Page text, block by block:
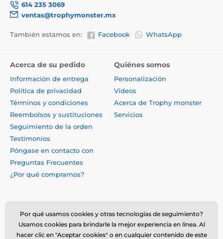
614 235 3069
ventas@trophymonster.mx
También estamos en: Facebook WhatsApp
Acerca de su pedido
Información de entrega
Política de privacidad
Términos y condiciones
Reembolsos y sustituciones
Seguimiento de la orden
Testimonios
Póngase en contacto con
Preguntas Frecuentes
¿Por qué comprarnos?
Quiénes somos
Personalización
Vídeos
Acerca de Trophy monster
Servicios
Por qué usamos cookies y otras tecnologías de seguimiento?
Usamos cookies para brindarle la mejor experiencia en línea. Al
hacer clic en "Aceptar cookies" o en cualquier contenido de este